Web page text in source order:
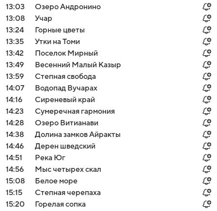
13:03
Озеро Андронино
13:08
Учар
13:24
Горные цветы
13:35
Утки на Томи
13:42
Поселок Мирный
13:49
Весенний Малый Казыр
13:59
Степная свобода
14:07
Водопад Вучарах
14:16
Сиреневый край
14:23
Сумеречная гармония
14:28
Озеро Витианави
14:38
Долина замков Айракты
14:46
Дерен шведский
14:51
Река Юг
14:56
Мыс четырех скал
15:08
Белое море
15:15
Cтепная черепаха
15:20
Горелая сопка